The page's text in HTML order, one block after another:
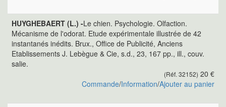
HUYGHEBAERT (L.) -Le chien. Psychologie. Olfaction.
Mécanisme de l'odorat. Etude expérimentale illustrée de 42
instantanés inédits. Brux., Office de Publicité, Anciens
Etablissements J. Lebègue & Cie, s.d., 23, 167 pp., ill., couv.
salie.
(Réf. 32152) 20 €
Commande/Information/Ajouter au panier